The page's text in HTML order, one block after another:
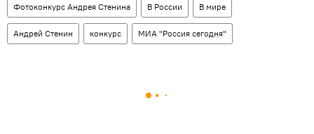
Фотоконкурс Андрея Стенина В России В мире
Андрей Стенин конкурс МИА "Россия сегодня"